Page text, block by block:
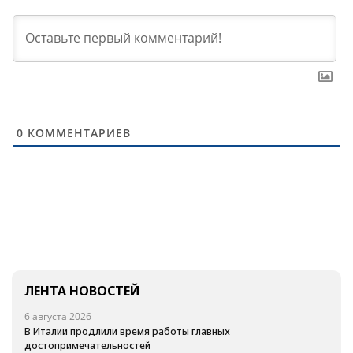
0 КОММЕНТАРИЕВ
ЛЕНТА НОВОСТЕЙ
6 августа 2026
В Италии продлили время работы главных
достопримечательностей